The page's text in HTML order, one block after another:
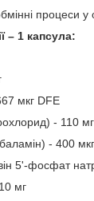
процеси у
– 1 капсула:
мкг DFE
- 110 мг
- 400 мкг
5'-фосфат
мг